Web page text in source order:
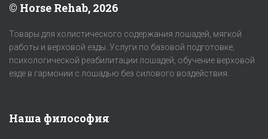
© Horse Rehab, 2026
Товары для холистического содержания лошадей, мягкой
работы и верховой езды. Услуги по базовой подготовке,
психологической реабилитации лошадей, обучение верховой
езде в гармонии с лошадью без силового воздействия.
Наша философия